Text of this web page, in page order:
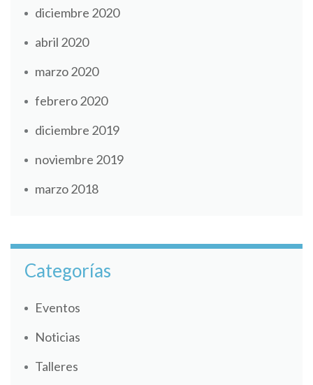
diciembre 2020
abril 2020
marzo 2020
febrero 2020
diciembre 2019
noviembre 2019
marzo 2018
Categorías
Eventos
Noticias
Talleres